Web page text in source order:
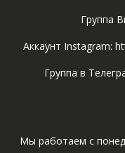
Группа
Аккаунт Instagram:
Группа в
Мы работаем с